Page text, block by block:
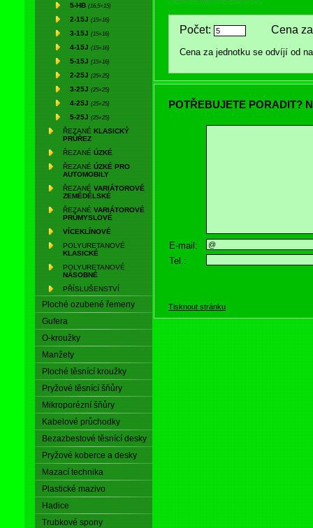
5-HB (16,5×15)
2-15J (15×16)
3-15J (15×16)
4-15J (15×16)
5-15J (15×16)
2-25J (25×25)
3-25J (25×25)
4-25J (25×25)
5-25J (25×25)
ŘEZANÉ KLASICKÝ
PRŮŘEZ
ŘEZANÉ ÚZKÉ
ŘEZANÉ ÚZKÉ PRO
AUTOMOBILY
ŘEZANÉ VARIÁTOROVÉ
ZEMĚDĚLSKÉ
ŘEZANÉ VARIÁTOROVÉ
PRŮMYSLOVÉ
VÍCEKLÍNOVÉ
POLYURETANOVÉ
KLASICKÉ
POLYURETANOVÉ
NÁSOBNÉ
PŘÍSLUŠENSTVÍ
Ploché ozubené řemeny
Gufera
O-kroužky
Manžety
Ploché těsnící kroužky
Pryžové těsnící šňůry
Mikroporézní šňůry
Kabelové průchodky
Bezazbestové těsnící desky
Pryžové koberce a desky
Mazací technika
Plastické mazivo
Hadice
Trubkové spony
Počet: Cena za
Cena za jednotku se odvíjí od
POTŘEBUJETE PORADIT?
E-mail:
Tel.:
Tisknout stránku